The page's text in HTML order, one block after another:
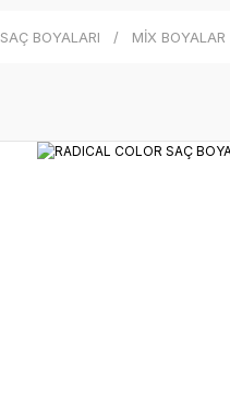
SAÇ BOYALARI MİX BOYALAR